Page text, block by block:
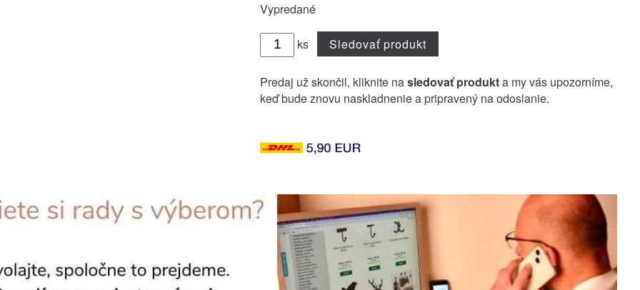
Vypredané
ks Sledovať produkt
Predaj už skončil, kliknite nasledovať produkta my vás upozorníme,
keď bude znovu naskladnenie a pripravený na odoslanie.